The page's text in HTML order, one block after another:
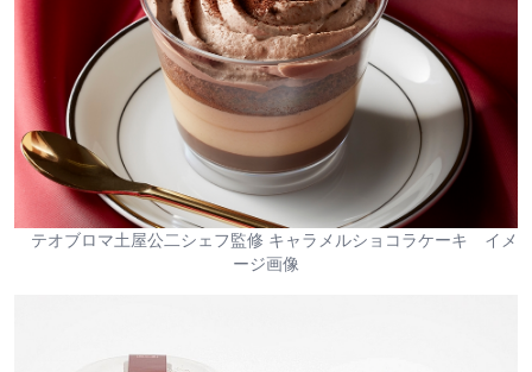
テオブロマ土屋公二シェフ監修 キャラメルショコラケーキ イメ
ージ画像